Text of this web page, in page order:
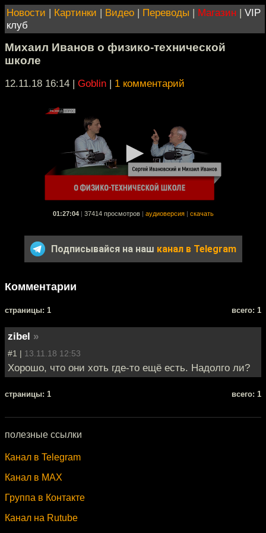
Новости | Картинки | Видео | Переводы | Магазин | VIP
клуб
Михаил Иванов о физико-технической
школе
12.11.18 16:14 | Goblin | 1 комментарий
01:27:04 37414 просмотров аудиоверсия скачать
Подписывайся на наш канал в Telegram
Комментарии
cтраницы: 1 всего: 1
zibel »
#1 | 13.11.18 12:53
Хорошо, что они хоть где-то ещё есть. Надолго ли?
cтраницы: 1 всего: 1
полезные ссылки
Канал в Telegram
Канал в MAX
Группа в Контакте
Канал на Rutube